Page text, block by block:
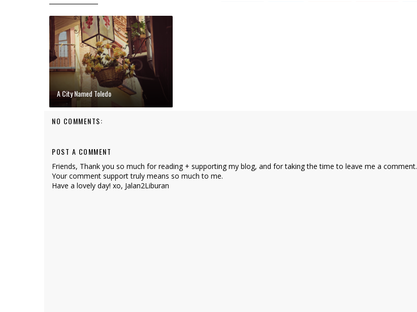
A City Named Toledo
NO COMMENTS:
POST A COMMENT
Friends, Thank you so much for reading + supporting my blog, and for taking the time to leave me a comment.
Your comment support truly means so much to me.
Have a lovely day! xo, Jalan2Liburan